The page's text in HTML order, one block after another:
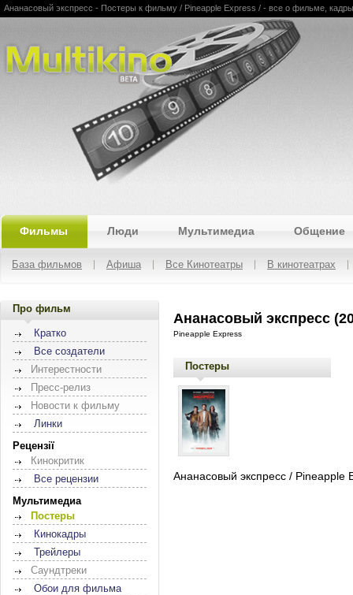
Multikino
Ананасовый экспресс - Постеры к фильму / Pineapple Express / - все о фильме,
Фильмы Люди Мультимедиа Общение
База фильмов Афиша Все Кинотеатры В кинотеатрах
Про фильм
Кратко
Все создатели
Интерестности
Пресс-релиз
Новости к фильму
Линки
Рецензії
Кинокритик
Все рецензии
Мультимедиа
Постеры
Кинокадры
Трейлеры
Саундтреки
Обои для фильма
Ананасовый экспресс
Pineapple Express
Постеры
Ананасовый экспресс / Pineapple